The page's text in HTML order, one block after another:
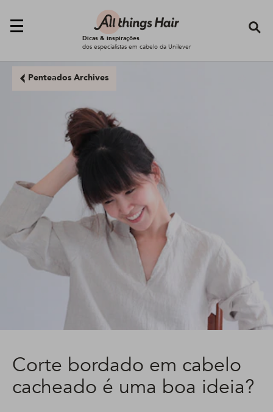
Dicas & inspirações
dos especialistas em cabelo da Unilever
Penteados Archives
Corte bordado em cabelo
cacheado é uma boa ideia?